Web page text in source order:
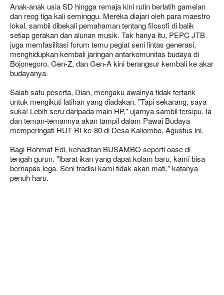
Anak-anak usia SD hingga remaja kini rutin berlatih gamelan
dan reog tiga kali seminggu. Mereka diajari oleh para maestro
lokal, sambil dibekali pemahaman tentang filosofi di balik
setiap gerakan dan alunan musik. Tak hanya itu, PEPC JTB
juga memfasilitasi forum temu pegiat seni lintas generasi,
menghidupkan kembali jaringan antarkomunitas budaya di
Bojonegoro. Gen-Z, dan Gen-A kini berangsur kembali ke akar
budayanya.
Salah satu peserta, Dian, mengaku awalnya tidak tertarik
untuk mengikuti latihan yang diadakan. "Tapi sekarang, saya
suka! Lebih seru daripada main HP," ujarnya sambil tersipu. Ia
dan teman-temannya akan tampil dalam Pawai Budaya
memperingati HUT RI ke-80 di Desa Kaliombo, Agustus ini.
Bagi Rohmat Edi, kehadiran BUSAMBO seperti oase di
tengah gurun. "Ibarat ikan yang dapat kolam baru, kami bisa
bernapas lega. Seni tradisi kami tidak akan mati," katanya
penuh haru.